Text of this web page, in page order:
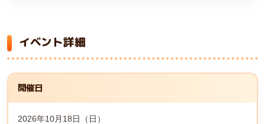
イベント詳細
開催日
2026年10月18日（日）